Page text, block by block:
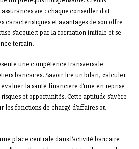
vie : chaque conseiller doit
caractéristiques et avantages de son offre
s’acquiert par la formation initiale et se
terrain.
une compétence transversale
bancaires. Savoir lire un bilan, calculer
la santé financière d’une entreprise
et opportunités. Cette aptitude s’avère
fonctions de chargé d’affaires ou
place centrale dans l’activité bancaire